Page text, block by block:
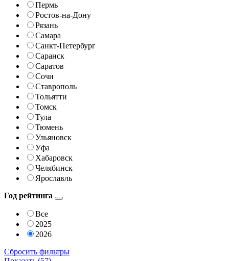
Пермь
Ростов-на-Дону
Рязань
Самара
Санкт-Петербург
Саранск
Саратов
Сочи
Ставрополь
Тольятти
Томск
Тула
Тюмень
Ульяновск
Уфа
Хабаровск
Челябинск
Ярославль
Год рейтинга
Все
2025
2026
Сбросить фильтры